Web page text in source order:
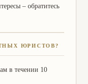
– обратитесь
ЮРИСТОВ?
в течении 10